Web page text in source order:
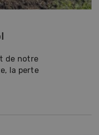
de notre
la perte